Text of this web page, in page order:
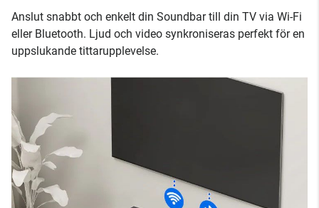
Anslut snabbt och enkelt din Soundbar till din TV via Wi-Fi
eller Bluetooth. Ljud och video synkroniseras perfekt för en
uppslukande tittarupplevelse.